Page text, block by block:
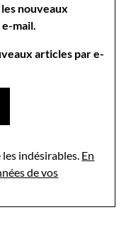
nouveaux
mail.
articles par e-
indésirables. En
de vos